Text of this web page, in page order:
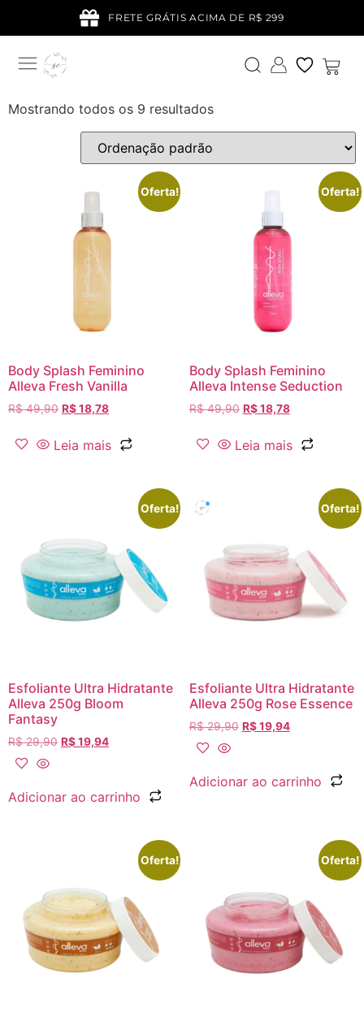
FRETE GRÁTIS ACIMA DE R$ 299
Mostrando todos os 9 resultados
Oferta!
Body Splash Feminino
Alleva Fresh Vanilla
R$49,90 R$18,78
Leia mais
Oferta!
Body Splash Feminino
Alleva Intense Seduction
R$49,90 R$18,78
Leia mais
Oferta!
Esfoliante Ultra Hidratante
Alleva 250g Bloom
Fantasy
R$29,90 R$19,94
Adicionar ao carrinho
Oferta!
Esfoliante Ultra Hidratante
Alleva 250g Rose Essence
R$29,90 R$19,94
Adicionar ao carrinho
Oferta! Oferta!